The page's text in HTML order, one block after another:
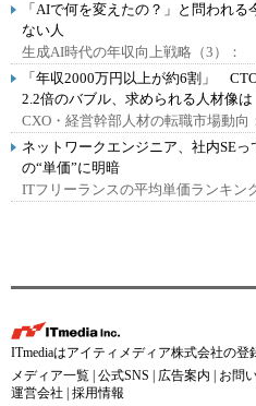
「AIで何を変えたの？」と問われ
ない人
生成AI時代の年収向上戦略（3）：
「年収2000万円以上が約6割」
2.2倍のバブル、求められる人材像は
CXO・経営幹部人材の転職市場動向
ネットワークエンジニア、社内SE
の“単価”に明暗
ITフリーランスの平均単価ランキン
ITmediaはアイティメディア株式会社の登
メディア一覧 公式SNS 広告案内 お問
運営会社
採用情報